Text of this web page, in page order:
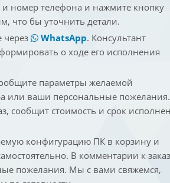
номер телефона и нажмите кнопку
что бы уточнить детали.
WhatsApp. Консультант
о ходе его исполнения
параметры желаемой
или ваши персональные пожелания.
сообщит стоимость и срок
конфигурацию ПК в корзину и
В комментарии к
пожелания. Мы с вами свяжемся,